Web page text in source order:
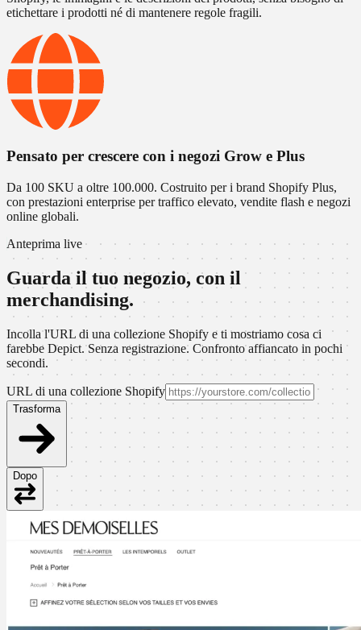
etichettare i prodotti né di mantenere regole fragili.
Pensato per crescere con i negozi Grow e Plus
Da 100 SKU a oltre 100.000. Costruito per i brand Shopify Plus,
con prestazioni enterprise per traffico elevato, vendite flash e negozi
online globali.
Anteprima live
Guarda il tuo negozio, con il
merchandising.
Incolla l'URL di una collezione Shopify e ti mostriamo cosa ci
farebbe Depict. Senza registrazione. Confronto affiancato in pochi
secondi.
URL di una collezione Shopify
Trasforma
Dopo